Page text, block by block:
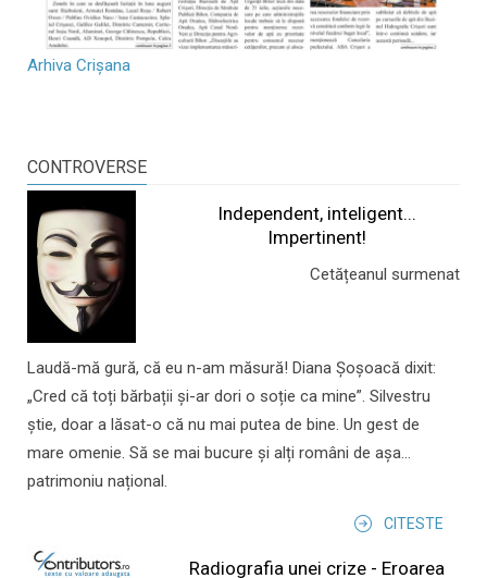
Arhiva Crișana
CONTROVERSE
Independent, inteligent...
Impertinent!
Cetățeanul surmenat
Laudă-mă gură, că eu n-am măsură! Diana Șoșoacă dixit:
„Cred că toți bărbații și-ar dori o soție ca mine”. Silvestru
știe, doar a lăsat-o că nu mai putea de bine. Un gest de
mare omenie. Să se mai bucure și alți români de așa...
patrimoniu național.
CITESTE
Radiografia unei crize - Eroarea